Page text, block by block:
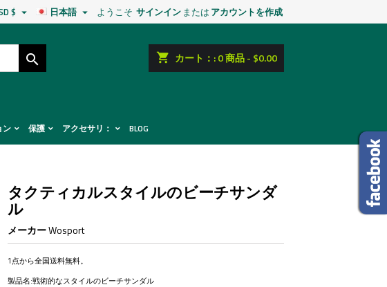
ようこそ サインイン または アカウントを作成
日本語 
$ 
shopping_cart カート：: 0商品 - $0.00

ン 保護 アクセサリ： BLOG
タクティカルスタイルのビーチサンダ
ル
メーカーWosport
1点から全国送料無料。
製品名:戦術的なスタイルのビーチサンダル